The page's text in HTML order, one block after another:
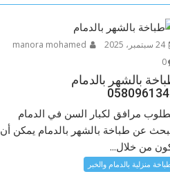
24 سبتمبر، 2025
0
بالشهر بالدمام
مرافق لكبار السن في الدمام
عن طباخة بالشهر بالدمام يمكن أن
من خلال...
منزلية بالدمام والخبر